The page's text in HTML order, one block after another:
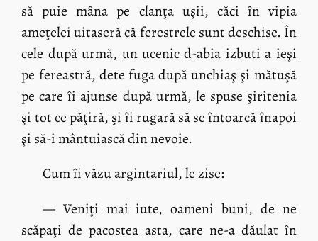
să puie mâna pe clanţa uşii, căci în vipia
ameţelei uitaseră că ferestrele sunt deschise. În
cele după urmă, un ucenic d-abia izbuti a ieşi
pe fereastră, dete fuga după unchiaş şi mătuşă
pe care îi ajunse după urmă, le spuse şiritenia
şi tot ce păţiră, şi îi rugară să se întoarcă înapoi
şi să-i mântuiască din nevoie.
Cum îi văzu argintariul, le zise:
— Veniţi mai iute, oameni buni, de ne
scăpaţi de pacostea asta, care ne-a dăulat în